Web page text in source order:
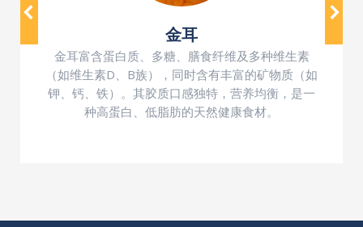
金耳
金耳富含蛋白质、多糖、膳食纤维及多种维生素
（如维生素D、B族），同时含有丰富的矿物质（如
钾、钙、铁）。其胶质口感独特，营养均衡，是一
种高蛋白、低脂肪的天然健康食材。